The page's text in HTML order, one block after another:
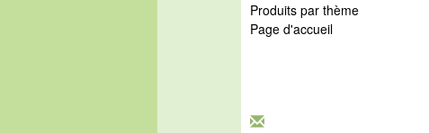
Produits par thème
Page d'accueil